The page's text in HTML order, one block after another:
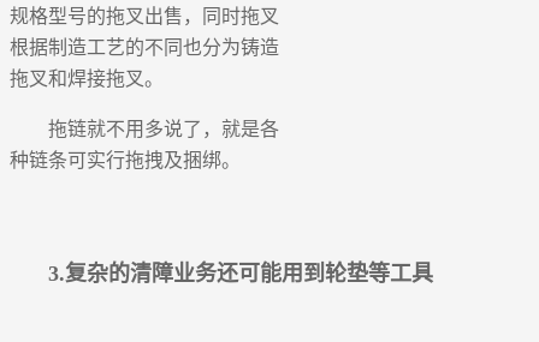
规格型号的拖叉出售，同时拖叉
根据制造工艺的不同也分为铸造
拖叉和焊接拖叉。
拖链就不用多说了，就是各
种链条可实行拖拽及捆绑。
3.复杂的清障业务还可能用到轮垫等工具